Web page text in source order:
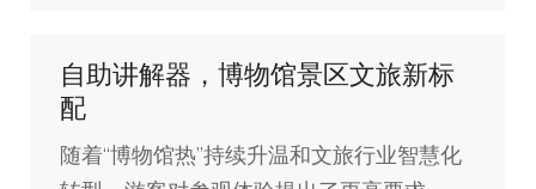
自助讲解器，博物馆景区文旅新标
配
随着“博物馆热”持续升温和文旅行业智慧化